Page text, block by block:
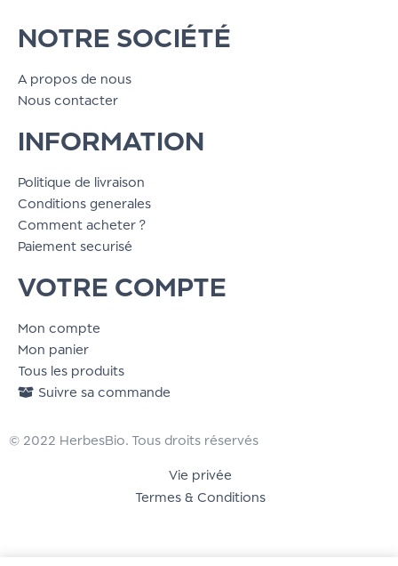
NOTRE SOCIÉTÉ
A propos de nous
Nous contacter
INFORMATION
Politique de livraison
Conditions generales
Comment acheter ?
Paiement securisé
VOTRE COMPTE
Mon compte
Mon panier
Tous les produits
Suivre sa commande
© 2022 HerbesBio. Tous droits réservés
Vie privée
Termes & Conditions